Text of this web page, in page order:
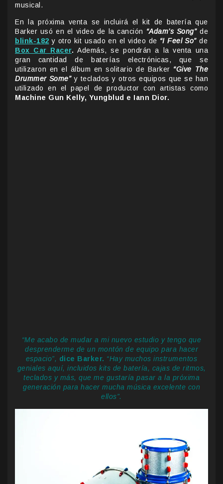
musical.
En la próxima venta se incluirá el kit de batería que
Barker usó en el video de la canción “Adam’s Song” de
blink-182 y otro kit usado en el video de “I Feel So” de
Box Car Racer. Además, se pondrán a la venta una
gran cantidad de baterías electrónicas, que se
utilizaron en el álbum en solitario de Barker “Give The
Drummer Some”y teclados y otros equipos que se han
utilizado en el papel de productor con artistas como
Machine Gun Kelly, Yungblud e Iann Dior.
“Me acabo de mudar a mi nuevo estudio y tengo que
desprenderme de un montón de equipo para hacer
espacio”, dice Barker. “Hay muchos instrumentos
geniales aquí, incluidos kits de batería, cajas de ritmos,
teclados y más, que me gustaría pasar a la próxima
generación para hacer mucha música excelente con
ellos”.